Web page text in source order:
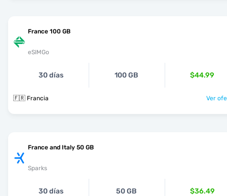
France 100 GB
eSIMGo
30 días 100 GB $44.99
🇫🇷 Francia Ver
France and Italy 50 GB
Sparks
30 días 50 GB $36.49